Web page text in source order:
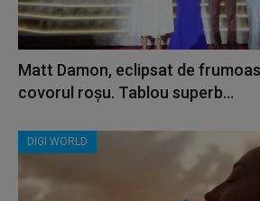
Matt Damon, eclipsat de
covorul roșu. Tablou superb...
DIGI WORLD